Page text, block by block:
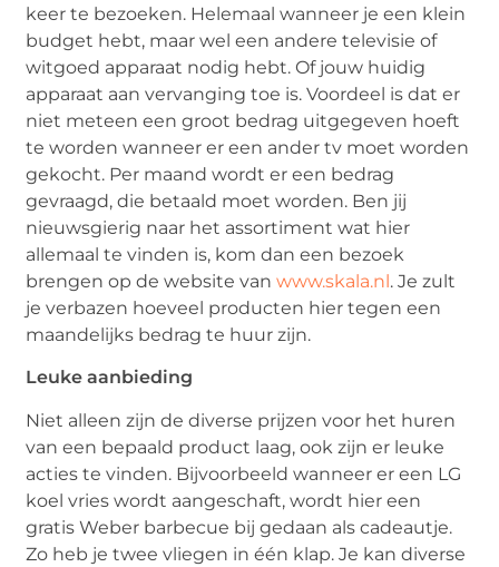
keer te bezoeken. Helemaal wanneer je een klein
budget hebt, maar wel een andere televisie of
witgoed apparaat nodig hebt. Of jouw huidig
apparaat aan vervanging toe is. Voordeel is dat er
niet meteen een groot bedrag uitgegeven hoeft
te worden wanneer er een ander tv moet worden
gekocht. Per maand wordt er een bedrag
gevraagd, die betaald moet worden. Ben jij
nieuwsgierig naar het assortiment wat hier
allemaal te vinden is, kom dan een bezoek
brengen op de website vanwww.skala.nl. Je zult
je verbazen hoeveel producten hier tegen een
maandelijks bedrag te huur zijn.
Leuke aanbieding
Niet alleen zijn de diverse prijzen voor het huren
van een bepaald product laag, ook zijn er leuke
acties te vinden. Bijvoorbeeld wanneer er een LG
koel vries wordt aangeschaft, wordt hier een
gratis Weber barbecue bij gedaan als cadeautje.
Zo heb je twee vliegen in één klap. Je kan diverse